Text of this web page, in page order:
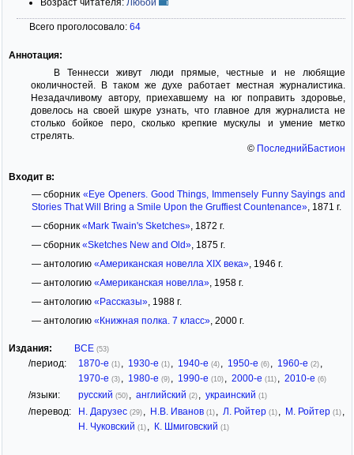
Всего проголосовало: 64
Аннотация:
В Теннесси живут люди прямые, честные и не любящие
околичностей. В таком же духе работает местная журналистика.
Незадачливому автору, приехавшему на юг поправить здоровье,
довелось на своей шкуре узнать, что главное для журналиста не
столько бойкое перо, сколько крепкие мускулы и умение метко
стрелять.
© ПоследнийБастион
Входит в:
— сборник«Eye Openers. Good Things, Immensely Funny Sayings and
Stories That Will Bring a Smile Upon the Gruffiest Countenance», 1871 г.
— сборник «Mark Twain's Sketches», 1872 г.
— сборник «Sketches New and Old», 1875 г.
— антологию «Американская новелла XIX века», 1946 г.
— антологию «Американская новелла», 1958 г.
— антологию «Рассказы», 1988 г.
— антологию «Книжная полка. 7 класс», 2000 г.
Издания: ВСЕ (53)
/период: 1870-е (1) 1930-е (1) 1940-е (4) 1950-е (6) 1960-е (2)
1970-е (3) 1980-е (9) 1990-е (10) 2000-е (11) 2010-е (6)
/языки: русский (50) английский (2) украинский (1)
/перевод: Н. Дарузес (29) Н.В. Иванов (1) Л. Ройтер (1) М. Ройтер (1)
Н. Чуковский (1) К. Шмиговский (1)